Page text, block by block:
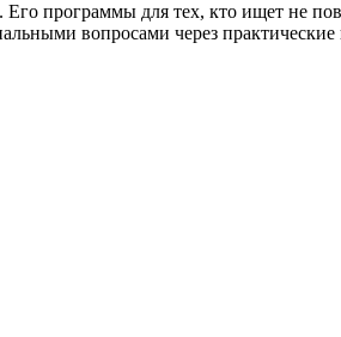
программы для тех, кто ищет не
вопросами через